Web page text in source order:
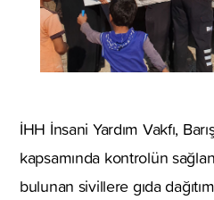
İHH İnsani Yardım Vakfı,
kapsamında kontrolün
bulunan sivillere gıda